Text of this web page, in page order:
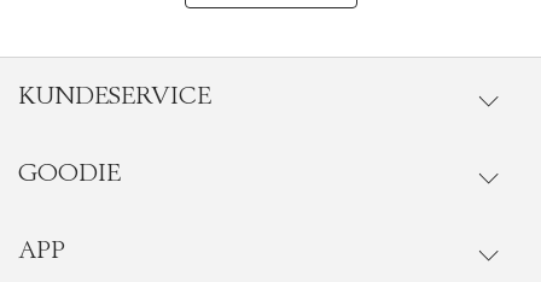
KUNDESERVICE
Gå til kundeservice
Ordrestatus
GOODIE
Goodie fordelsunivers
APP